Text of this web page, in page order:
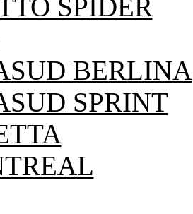
SPIDER
BERLINA
SPRINT